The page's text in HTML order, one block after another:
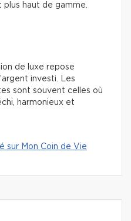
haut de gamme.
de luxe repose
investi. Les
sont souvent celles où
harmonieux et
sur Mon Coin de Vie